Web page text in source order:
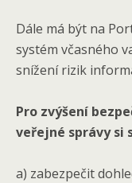
Dále má být na
systém včasného
snížení rizik
Pro zvýšení
veřejné správy si
a) zabezpečit